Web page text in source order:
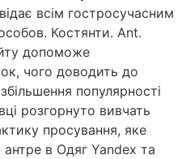
всім гостросучасним
Костянти. Ant.
допоможе
чого доводить до
популярності
розгорнуто вивчать
просування, яке
в Одяг Yandex та